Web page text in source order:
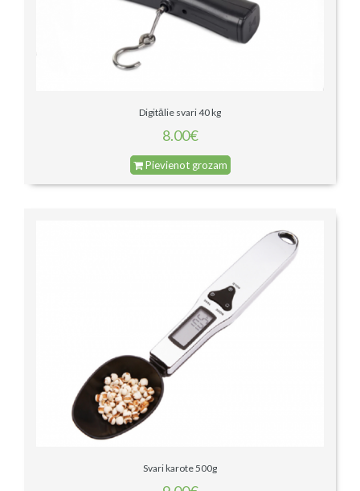
Digitālie svari 40 kg
8.00€
Pievienot grozam
Svari karote 500g